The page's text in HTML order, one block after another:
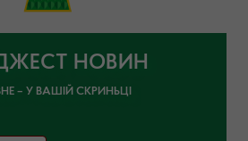
НОВИН
– У ВАШІЙ СКРИНЬЦІ